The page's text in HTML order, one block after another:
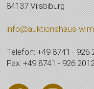
84137 Vilsbiburg
info@auktionshaus-
Telefon: +49 8741 - 926
Fax: +49 8741 - 926 2012